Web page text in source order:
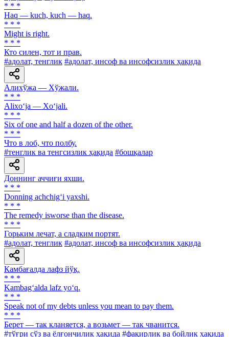
* * *
Haq — kuch, kuch — haq.
* * *
Might is right.
* * *
Кто силен, тот и прав.
#адолат, тенглик #адолат, инсоф ва инсофсизлик ҳақида
Алихўжа — Хўжали.
* * *
Alixo‘ja — Xo‘jali.
* * *
Six of one and half a dozen of the other.
* * *
Что в лоб, что полбу.
#тенглик ва тенгсизлик ҳақида #бошқалар
Доннинг аччиғи яхши.
* * *
Donning achchig‘i yaxshi.
* * *
The remedy isworse than the disease.
* * *
Горьким лечат, а сладким портят.
#адолат, тенглик #адолат, инсоф ва инсофсизлик ҳақида
Камбағалда лафз йўқ.
* * *
Kambag‘alda lafz yo‘q.
* * *
Speak not of my debts unless you mean to pay them.
* * *
Берет — так кланяется, а возьмет — так чванится.
#тўғри сўз ва ёлғончилик ҳақида #фақирлик ва бойлик ҳақида